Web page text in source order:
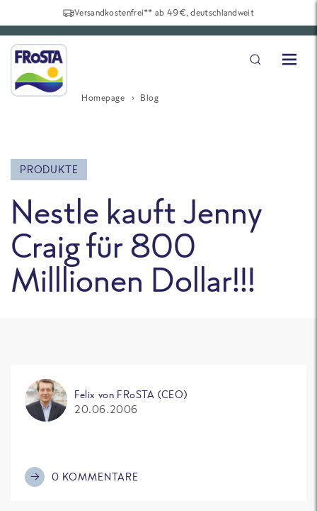
Versandkostenfrei** ab 49€, deutschlandweit
Homepage Blog
PRODUKTE
Nestle kauft Jenny
Craig für 800
Milllionen Dollar!!!
Felix von FRoSTA (CEO)
20.06.2006
0 KOMMENTARE